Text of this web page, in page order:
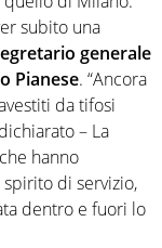
subito una
generale
Pianese. “Ancora
da tifosi
– La
hanno
di servizio,
dentro e fuori lo